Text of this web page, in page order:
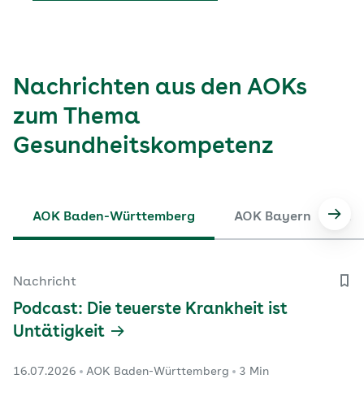
Nachrichten aus den AOKs
zum Thema
Gesundheitskompetenz
AOK Baden-Württemberg AOK Bayern
Nachricht
Podcast: Die teuerste Krankheit ist
Untätigkeit
16.07.2026 AOK Baden-Württemberg 3 Min